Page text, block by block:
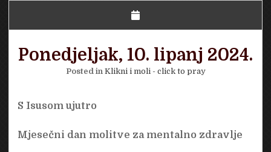
Ponedjeljak, 10. lipanj 2024.
Posted in Klikni i moli - click to pray
S Isusom ujutro
Mjesečni dan molitve za mentalno zdravlje